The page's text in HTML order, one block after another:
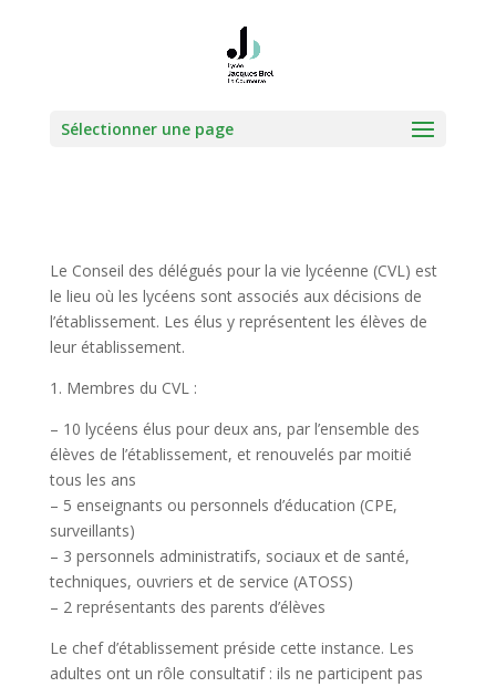
Sélectionner une page
Le Conseil des délégués pour la vie lycéenne (CVL) est
le lieu où les lycéens sont associés aux décisions de
l’établissement. Les élus y représentent les élèves de
leur établissement.
1. Membres du CVL :
– 10 lycéens élus pour deux ans, par l’ensemble des
élèves de l’établissement, et renouvelés par moitié
tous les ans
– 5 enseignants ou personnels d’éducation (CPE,
surveillants)
– 3 personnels administratifs, sociaux et de santé,
techniques, ouvriers et de service (ATOSS)
– 2 représentants des parents d’élèves
Le chef d’établissement préside cette instance. Les
adultes ont un rôle consultatif : ils ne participent pas